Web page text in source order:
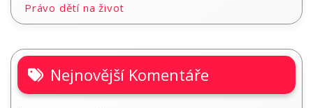
Právo dětí na život
Nejnovější Komentáře